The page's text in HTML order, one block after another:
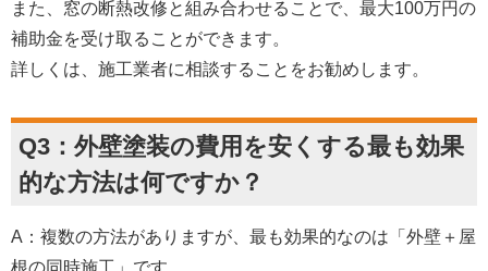
また、窓の断熱改修と組み合わせることで、最大100万円の
補助金を受け取ることができます。
詳しくは、施工業者に相談することをお勧めします。
Q3：外壁塗装の費用を安くする最も効果
的な方法は何ですか？
A：複数の方法がありますが、最も効果的なのは「外壁＋屋